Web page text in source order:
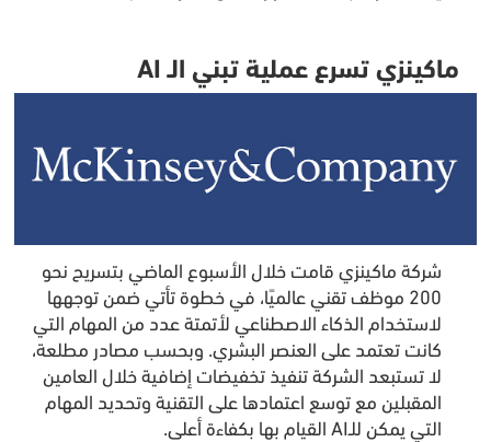
ماكينزي تسرع عملية تبني الـ AI
شركة ماكينزي قامت خلال الأسبوع الماضي بتسريح نحو
200 موظف تقني عالميًا، في خطوة تأتي ضمن توجهها
لاستخدام الذكاء الاصطناعي لأتمتة عدد من المهام التي
كانت تعتمد على العنصر البشري. وبحسب مصادر مطلعة،
لا تستبعد الشركة تنفيذ تخفيضات إضافية خلال العامين
المقبلين مع توسع اعتمادها على التقنية وتحديد المهام
التي يمكن للـAI القيام بها بكفاءة أعلى.